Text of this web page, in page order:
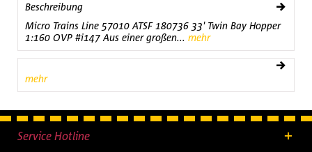
Beschreibung
Micro Trains Line 57010 ATSF 180736 33' Twin Bay Hopper
1:160 OVP #i147 Aus einer großen... mehr
mehr
Service Hotline